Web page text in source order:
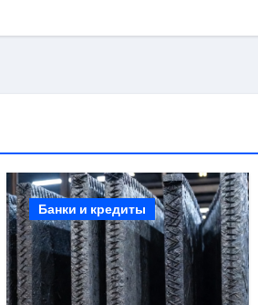
Банки и кредиты